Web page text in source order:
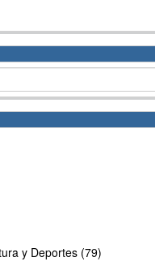
y Deportes (79)